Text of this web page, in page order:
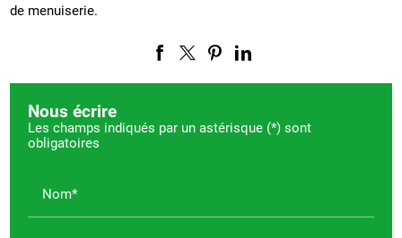
de menuiserie.
Nous écrire
Les champs indiqués par un astérisque (*) sont
obligatoires
Nom*